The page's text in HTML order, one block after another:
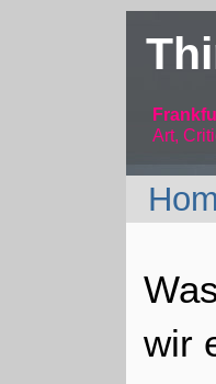
Art,
wir